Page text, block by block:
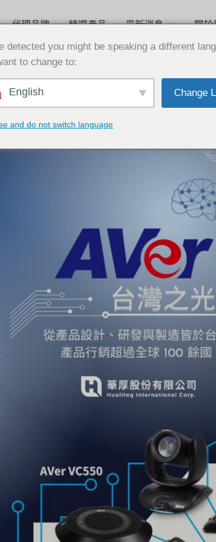
代理品牌 精選產品 最新消息 關於
detected you might be speaking a different
to change to:
English Change
and do not switch language